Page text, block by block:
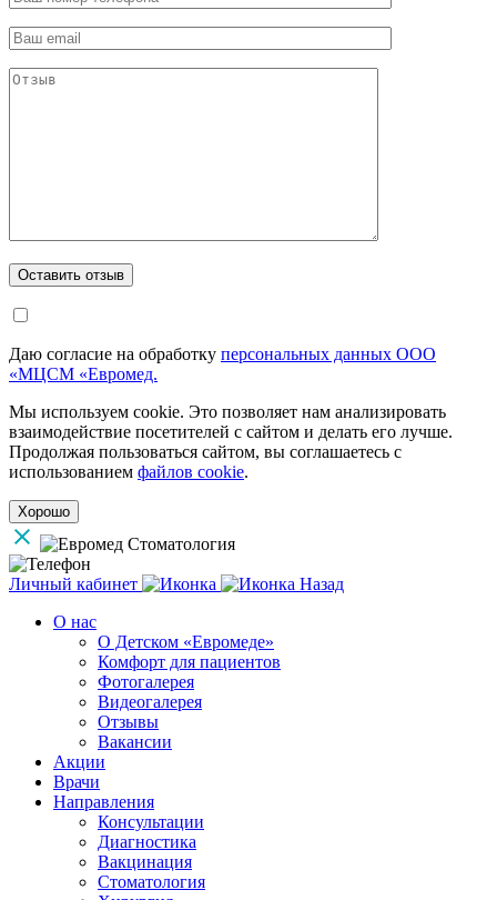
Даю согласие на обработку персональных данных ООО
«МЦСМ «Евромед.
Мы используем cookie. Это позволяет нам анализировать
взаимодействие посетителей с сайтом и делать его лучше.
Продолжая пользоваться сайтом, вы соглашаетесь с
использованием файлов cookie.
Хорошо
Личный кабинет
Назад
О нас
О Детском «Евромеде»
Комфорт для пациентов
Фотогалерея
Видеогалерея
Отзывы
Вакансии
Акции
Врачи
Направления
Консультации
Диагностика
Вакцинация
Стоматология